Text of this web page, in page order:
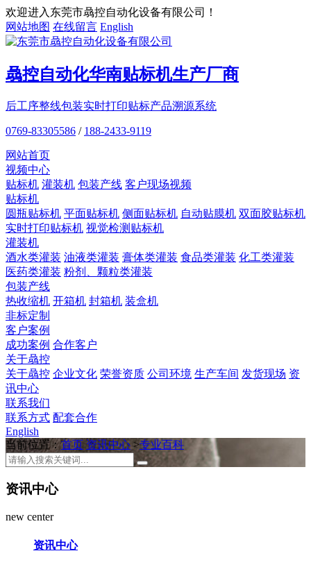
欢迎进入东莞市骉控自动化设备有限公司！
网站地图 在线留言 English
骉控自动化华南贴标机生产厂商
后工序整线包装实时打印贴标产品溯源系统
0769-83305586 / 188-2433-9119
网站首页
视频中心
贴标机 灌装机 包装产线 客户现场视频
贴标机
圆瓶贴标机 平面贴标机 侧面贴标机 自动贴膜机 双面胶贴标机
实时打印贴标机 视觉检测贴标机
灌装机
酒水类灌装 油液类灌装 膏体类灌装 食品类灌装 化工类灌装
医药类灌装 粉剂、颗粒类灌装
包装产线
热收缩机 开箱机 封箱机 装盒机
非标定制
客户案例
成功案例 合作客户
关于骉控
关于骉控 企业文化 荣誉资质 公司环境 生产车间 发货现场 资
讯中心
联系我们
联系方式 配套合作
English
当前位置：首页 资讯中心 >专业百科
资讯中心
new center
资讯中心